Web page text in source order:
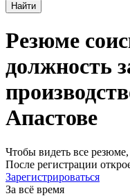
Найти
Резюме
должность
Апастове
Чтобы видеть все резюме,
После регистрации
Зарегистрироваться
За всё время